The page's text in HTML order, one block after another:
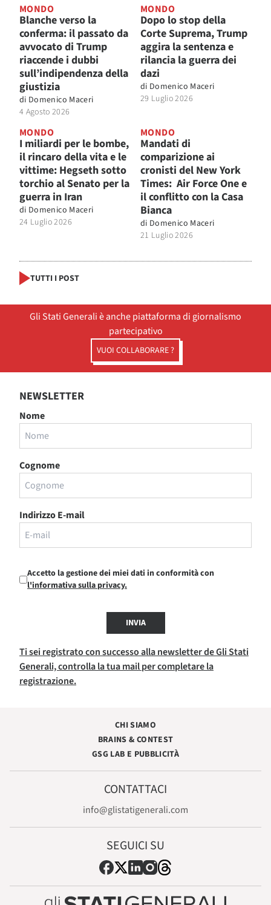
MONDO
Blanche verso la
conferma: il passato da
avvocato di Trump
riaccende i dubbi
sull’indipendenza della
giustizia
di Domenico Maceri
4 Agosto 2026
MONDO
Dopo lo stop della
Corte Suprema, Trump
aggira la sentenza e
rilancia la guerra dei
dazi
di Domenico Maceri
29 Luglio 2026
MONDO
I miliardi per le bombe,
il rincaro della vita e le
vittime: Hegseth sotto
torchio al Senato per la
guerra in Iran
di Domenico Maceri
24 Luglio 2026
MONDO
Mandati di
comparizione ai
cronisti del New York
Times: Air Force One e
il conflitto con la Casa
Bianca
di Domenico Maceri
21 Luglio 2026
TUTTI I POST
Gli Stati Generali è anche piattaforma di giornalismo
partecipativo
VUOI COLLABORARE ?
NEWSLETTER
Nome
Cognome
Indirizzo E-mail
Accetto la gestione dei miei dati in conformità con
l'informativa sulla privacy.
INVIA
Ti sei registrato con successo alla newsletter de Gli Stati
Generali, controlla la tua mail per completare la
registrazione.
CHI SIAMO
BRAINS & CONTEST
GSG LAB E PUBBLICITÀ
CONTATTACI
info@glistatigenerali.com
SEGUICI SU